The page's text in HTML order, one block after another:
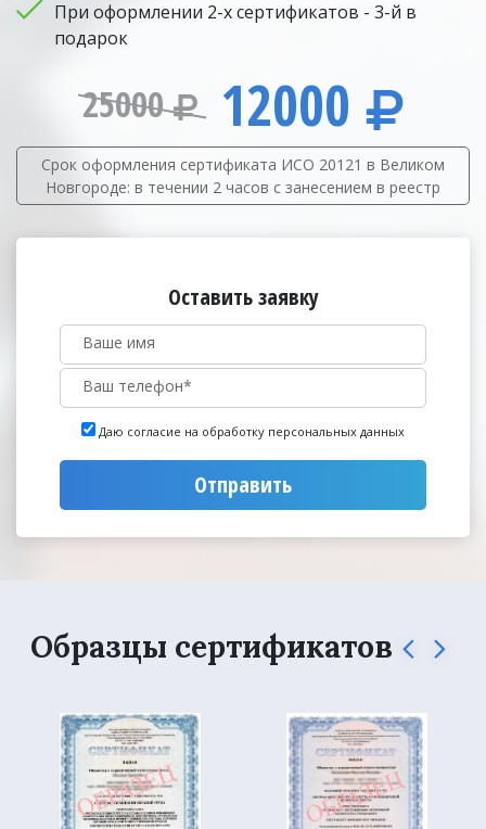
При оформлении 2-х сертификатов - 3-й в
подарок
25000 12000
Срок оформления сертификата ИСО 20121 в Великом
Новгороде: в течении 2 часов с занесением в реестр
Оставить заявку
Даю согласие на обработку персональных данных
Отправить
Образцы сертификатов